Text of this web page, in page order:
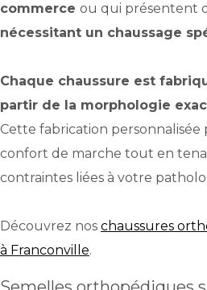
commerce ou qui présentent
nécessitant un chaussage
Chaque chaussure est
partir de la morphologie
Cette fabrication
confort de marche tout en
contraintes liées à votre
Découvrez nos chaussures
à Franconville.